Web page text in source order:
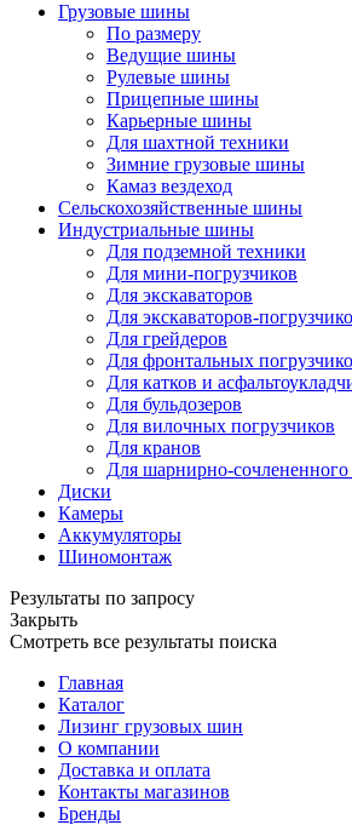
Грузовые шины
По размеру
Ведущие шины
Рулевые шины
Прицепные шины
Карьерные шины
Для шахтной техники
Зимние грузовые шины
Камаз вездеход
Сельскохозяйственные шины
Индустриальные шины
Для подземной техники
Для мини-погрузчиков
Для экскаваторов
Для экскаваторов-
Для грейдеров
Для фронтальных
Для катков и
Для бульдозеров
Для вилочных погрузчиков
Для кранов
Для шарнирно-сочлененного
Диски
Камеры
Аккумуляторы
Шиномонтаж
Результаты по запросу
Закрыть
Смотреть все результаты поиска
Главная
Каталог
Лизинг грузовых шин
О компании
Доставка и оплата
Контакты магазинов
Бренды